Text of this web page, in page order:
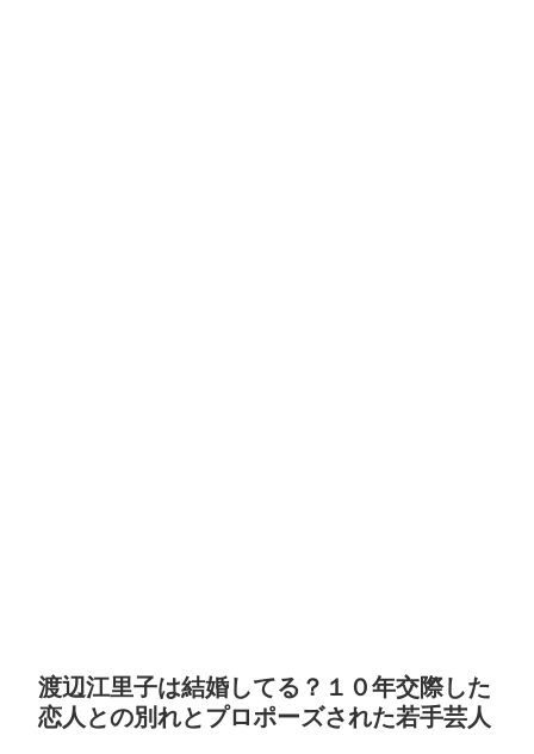
渡辺江里子は結婚してる？１０年交際した
恋人との別れとプロポーズされた若手芸人